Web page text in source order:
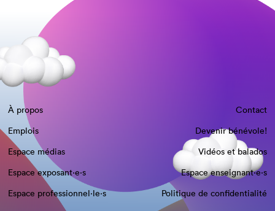
À propos
Contact
Emplois
Devenir bénévole!
Espace médias
Vidéos et balados
Espace exposant·e⋅s
Espace enseignant·e⋅s
Espace professionnel·le⋅s
Politique de confidentialité